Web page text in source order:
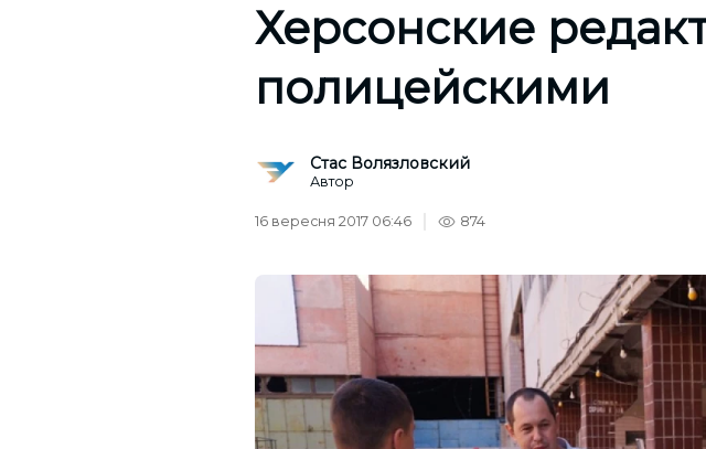
Херсонские
полицейскими
Стас Волязловский
Автор
16 вересня 2017 06:46 874